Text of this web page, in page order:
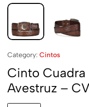
Category: Cintos
Cinto
Avestruz –